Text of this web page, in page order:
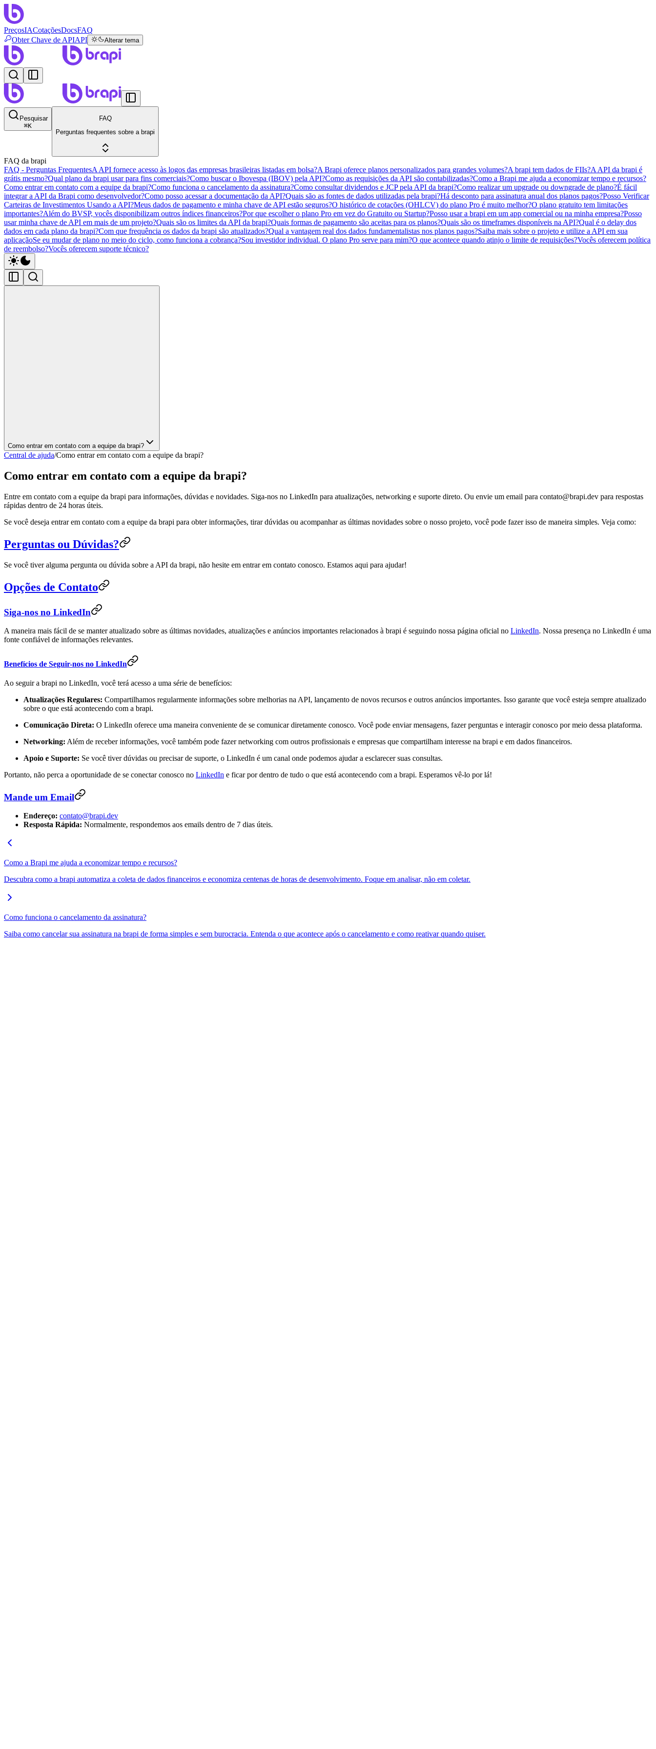
PreçosIACotaçõesDocsFAQ
Obter Chave de APIAPI Alterar tema
Pesquisar
⌘K
FAQ
Perguntas frequentes sobre a brapi
FAQ da brapi
FAQ - Perguntas FrequentesA API fornece acesso às logos das empresas brasileiras listadas em bolsa?A Brapi oferece planos personalizados para grandes volumes?A brapi tem dados de FIIs?A API da brapi é
grátis mesmo?Qual plano da brapi usar para fins comerciais?Como buscar o Ibovespa (IBOV) pela API?Como as requisições da API são contabilizadas?Como a Brapi me ajuda a economizar tempo e recursos?
Como entrar em contato com a equipe da brapi?Como funciona o cancelamento da assinatura?Como consultar dividendos e JCP pela API da brapi?Como realizar um upgrade ou downgrade de plano?É fácil
integrar a API da Brapi como desenvolvedor?Como posso acessar a documentação da API?Quais são as fontes de dados utilizadas pela brapi?Há desconto para assinatura anual dos planos pagos?Posso Verificar
Carteiras de Investimentos Usando a API?Meus dados de pagamento e minha chave de API estão seguros?O histórico de cotações (OHLCV) do plano Pro é muito melhor?O plano gratuito tem limitações
importantes?Além do BVSP, vocês disponibilizam outros índices financeiros?Por que escolher o plano Pro em vez do Gratuito ou Startup?Posso usar a brapi em um app comercial ou na minha empresa?Posso
usar minha chave de API em mais de um projeto?Quais são os limites da API da brapi?Quais formas de pagamento são aceitas para os planos?Quais são os timeframes disponíveis na API?Qual é o delay dos
dados em cada plano da brapi?Com que frequência os dados da brapi são atualizados?Qual a vantagem real dos dados fundamentalistas nos planos pagos?Saiba mais sobre o projeto e utilize a API em sua
aplicaçãoSe eu mudar de plano no meio do ciclo, como funciona a cobrança?Sou investidor individual. O plano Pro serve para mim?O que acontece quando atinjo o limite de requisições?Vocês oferecem política
de reembolso?Vocês oferecem suporte técnico?
Como entrar em contato com a equipe da brapi?
Central de ajuda/Como entrar em contato com a equipe da brapi?
Como entrar em contato com a equipe da brapi?
Entre em contato com a equipe da brapi para informações, dúvidas e novidades. Siga-nos no LinkedIn para atualizações, networking e suporte direto. Ou envie um email para contato@brapi.dev para respostas
rápidas dentro de 24 horas úteis.
Se você deseja entrar em contato com a equipe da brapi para obter informações, tirar dúvidas ou acompanhar as últimas novidades sobre o nosso projeto, você pode fazer isso de maneira simples. Veja como:
Perguntas ou Dúvidas?
Se você tiver alguma pergunta ou dúvida sobre a API da brapi, não hesite em entrar em contato conosco. Estamos aqui para ajudar!
Opções de Contato
Siga-nos no LinkedIn
A maneira mais fácil de se manter atualizado sobre as últimas novidades, atualizações e anúncios importantes relacionados à brapi é seguindo nossa página oficial no LinkedIn. Nossa presença no LinkedIn é uma
fonte confiável de informações relevantes.
Benefícios de Seguir-nos no LinkedIn
Ao seguir a brapi no LinkedIn, você terá acesso a uma série de benefícios:
Atualizações Regulares: Compartilhamos regularmente informações sobre melhorias na API, lançamento de novos recursos e outros anúncios importantes. Isso garante que você esteja sempre atualizado
sobre o que está acontecendo com a brapi.
Comunicação Direta: O LinkedIn oferece uma maneira conveniente de se comunicar diretamente conosco. Você pode enviar mensagens, fazer perguntas e interagir conosco por meio dessa plataforma.
Networking: Além de receber informações, você também pode fazer networking com outros profissionais e empresas que compartilham interesse na brapi e em dados financeiros.
Apoio e Suporte: Se você tiver dúvidas ou precisar de suporte, o LinkedIn é um canal onde podemos ajudar a esclarecer suas consultas.
Portanto, não perca a oportunidade de se conectar conosco no LinkedIn e ficar por dentro de tudo o que está acontecendo com a brapi. Esperamos vê-lo por lá!
Mande um Email
Endereço: contato@brapi.dev
Resposta Rápida: Normalmente, respondemos aos emails dentro de 7 dias úteis.
Como a Brapi me ajuda a economizar tempo e recursos?
Descubra como a brapi automatiza a coleta de dados financeiros e economiza centenas de horas de desenvolvimento. Foque em analisar, não em coletar.
Como funciona o cancelamento da assinatura?
Saiba como cancelar sua assinatura na brapi de forma simples e sem burocracia. Entenda o que acontece após o cancelamento e como reativar quando quiser.